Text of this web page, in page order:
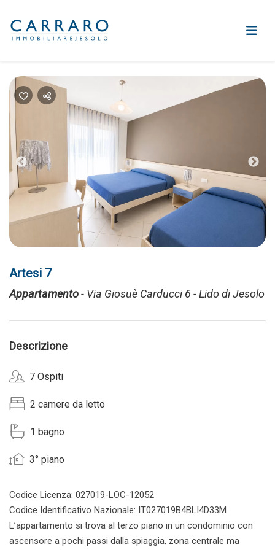
Previous
Artesi 7
Appartamento- Via Giosuè Carducci 6 - Lido di Jesolo
Descrizione
7 Ospiti
2 camere da letto
1 bagno
3° piano
Codice Licenza: 027019-LOC-12052
Codice Identificativo Nazionale: IT027019B4BLI4D33M
L’appartamento si trova al terzo piano in un condominio con
ascensore a pochi passi dalla spiaggia, zona centrale ma